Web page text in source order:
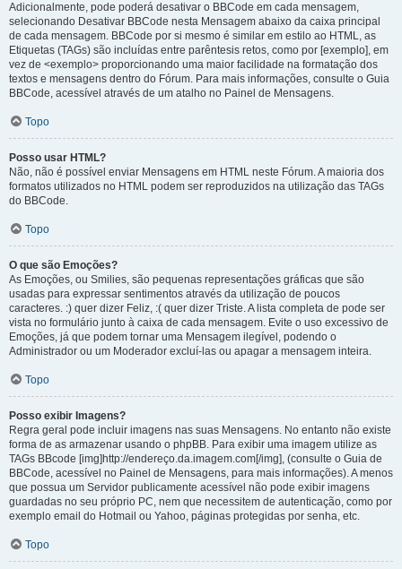
Adicionalmente, pode poderá desativar o BBCode em cada mensagem,
selecionando Desativar BBCode nesta Mensagem abaixo da caixa principal
de cada mensagem. BBCode por si mesmo é similar em estilo ao HTML, as
Etiquetas (TAGs) são incluídas entre parêntesis retos, como por [exemplo], em
vez de <exemplo> proporcionando uma maior facilidade na formatação dos
textos e mensagens dentro do Fórum. Para mais informações, consulte o Guia
BBCode, acessível através de um atalho no Painel de Mensagens.
Topo
Posso usar HTML?
Não, não é possível enviar Mensagens em HTML neste Fórum. A maioria dos
formatos utilizados no HTML podem ser reproduzidos na utilização das TAGs
do BBCode.
Topo
O que são Emoções?
As Emoções, ou Smilies, são pequenas representações gráficas que são
usadas para expressar sentimentos através da utilização de poucos
caracteres. :) quer dizer Feliz, :( quer dizer Triste. A lista completa de pode ser
vista no formulário junto à caixa de cada mensagem. Evite o uso excessivo de
Emoções, já que podem tornar uma Mensagem ilegível, podendo o
Administrador ou um Moderador excluí-las ou apagar a mensagem inteira.
Topo
Posso exibir Imagens?
Regra geral pode incluir imagens nas suas Mensagens. No entanto não existe
forma de as armazenar usando o phpBB. Para exibir uma imagem utilize as
TAGs BBcode [img]http://endereço.da.imagem.com[/img], (consulte o Guia de
BBCode, acessível no Painel de Mensagens, para mais informações). A menos
que possua um Servidor publicamente acessível não pode exibir imagens
guardadas no seu próprio PC, nem que necessitem de autenticação, como por
exemplo email do Hotmail ou Yahoo, páginas protegidas por senha, etc.
Topo